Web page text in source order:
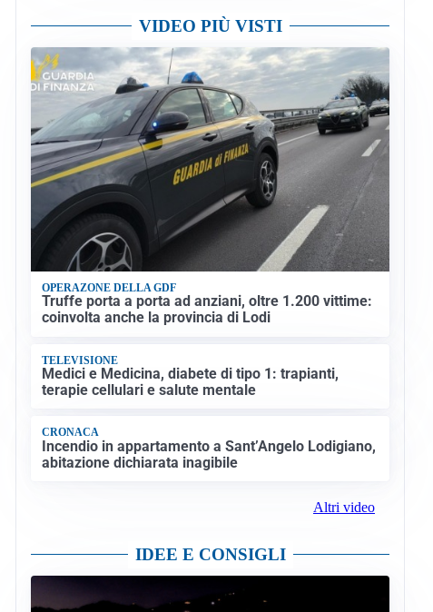
VIDEO PIÙ VISTI
OPERAZONE DELLA GDF
Truffe porta a porta ad anziani, oltre 1.200 vittime:
coinvolta anche la provincia di Lodi
TELEVISIONE
Medici e Medicina, diabete di tipo 1: trapianti,
terapie cellulari e salute mentale
CRONACA
Incendio in appartamento a Sant’Angelo Lodigiano,
abitazione dichiarata inagibile
Altri video
IDEE E CONSIGLI